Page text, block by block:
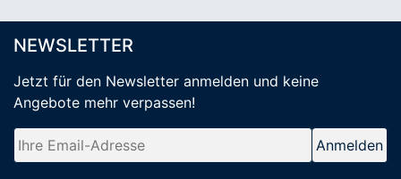
NEWSLETTER
Jetzt für den Newsletter anmelden und keine
Angebote mehr verpassen!